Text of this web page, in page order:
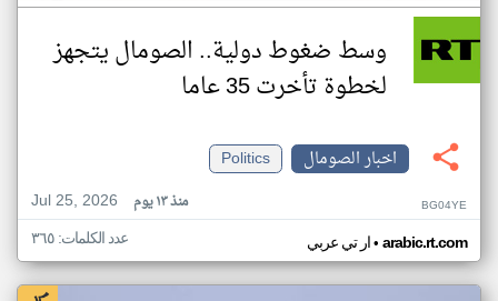
وسط ضغوط دولية.. الصومال يتجهز
لخطوة تأخرت 35 عاما
اخبار الصومال
Politics
Jul 25, 2026
منذ ١٣ يوم BG04YE
ار تي عربي• arabic.rt.com عدد الكلمات: ٣٦٥